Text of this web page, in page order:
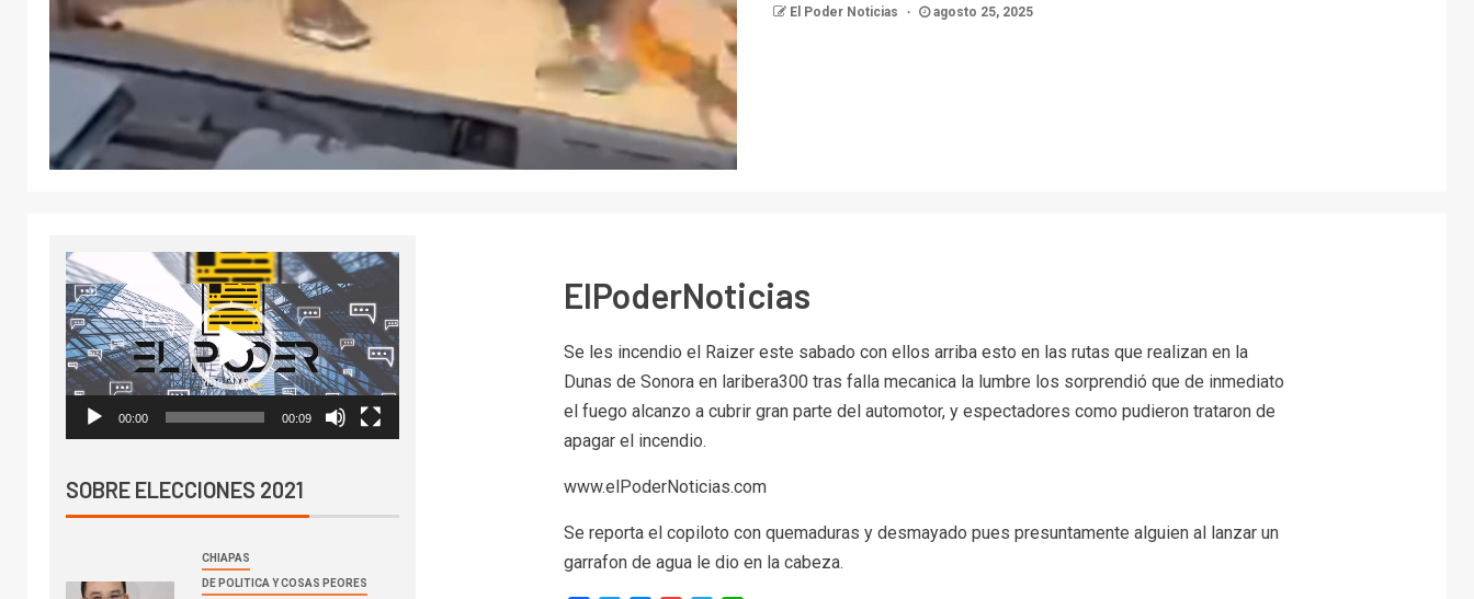
El Poder Noticias agosto 25, 2025
ElPoderNoticias
Se les incendio el Raizer este sabado con ellos arriba esto en las rutas que realizan en la
Dunas de Sonora en laribera300 tras falla mecanica la lumbre los sorprendió que de inmediato
el fuego alcanzo a cubrir gran parte del automotor, y espectadores como pudieron trataron de
apagar el incendio.
www.elPoderNoticias.com
Se reporta el copiloto con quemaduras y desmayado pues presuntamente alguien al lanzar un
garrafon de agua le dio en la cabeza.
Reproductor
de
vídeo
00:00 00:09
SOBRE ELECCIONES 2021
CHIAPAS
DE POLITICA Y COSAS PEORES